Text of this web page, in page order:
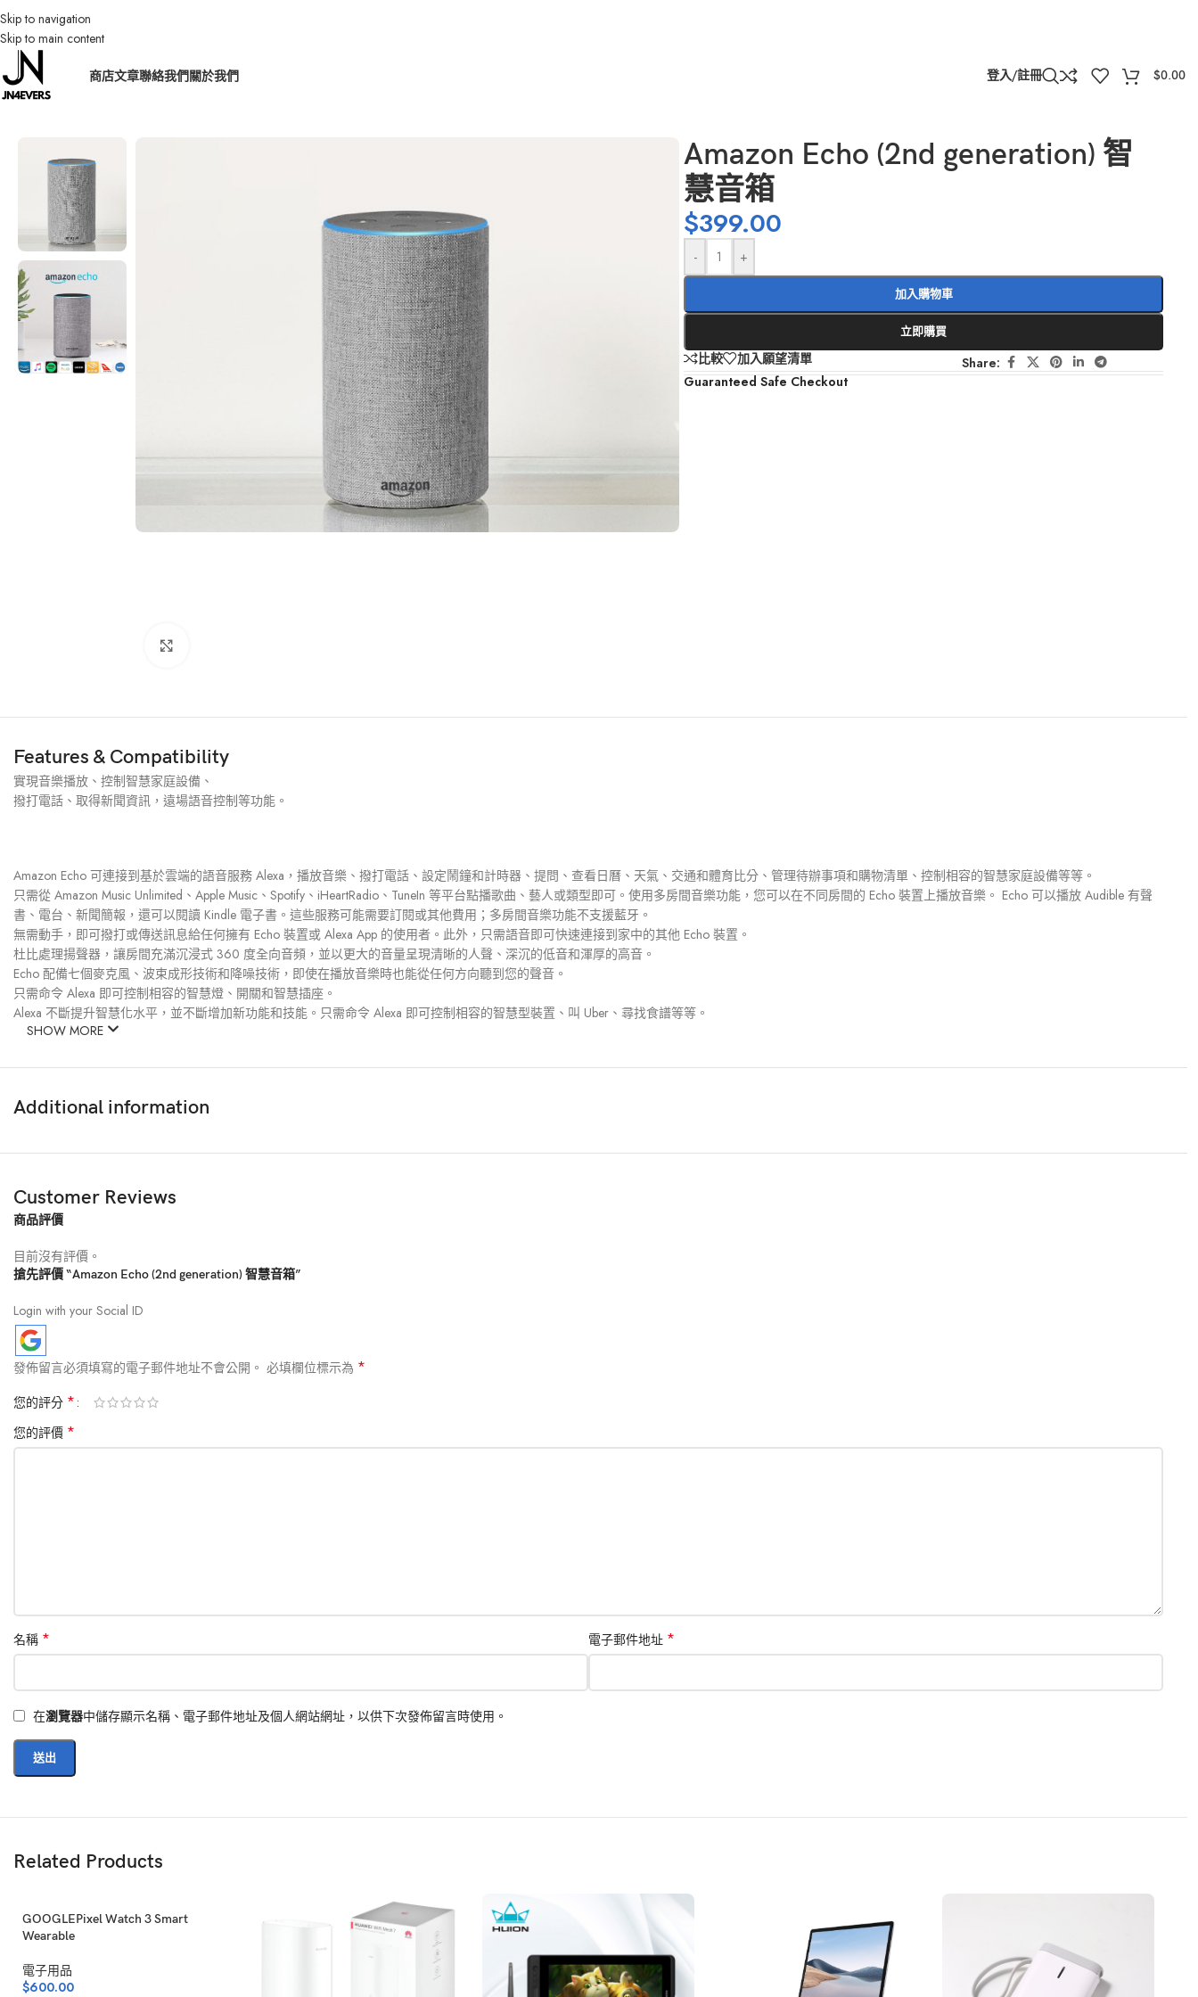
Skip to navigation
Skip to main content
商店
🐻帽類
水晶
母嬰產品 6
數碼娛樂
帽子 1
寵物產品
包/袋 💙 22
文章聯絡我們 關於我們 登入/註冊 $0.00
首頁/智能家電
Amazon Echo (2nd generation) 智
慧音箱
$399.00
- +
加入購物車
立即購買
比較 加入願望清單
Share:
Guaranteed Safe Checkout
Features & Compatibility
實現音樂播放、控制智慧家庭設備、
撥打電話、取得新聞資訊，遠場語音控制等功能。
Amazon Echo 可連接到基於雲端的語音服務 Alexa，播放音樂、撥打電話、設定鬧鐘和計時器、提問、查看日曆、天氣、交通和體育比分、管理待辦事項和購物清單、控制相容的智慧家庭設備等等。
只需從 Amazon Music Unlimited、Apple Music、Spotify、iHeartRadio、TuneIn 等平台點播歌曲、藝人或類型即可。使用多房間音樂功能，您可以在不同房間的 Echo 裝置上播放音樂。 Echo 可以播放 Audible 有聲
書、電台、新聞簡報，還可以閱讀 Kindle 電子書。這些服務可能需要訂閱或其他費用；多房間音樂功能不支援藍牙。
無需動手，即可撥打或傳送訊息給任何擁有 Echo 裝置或 Alexa App 的使用者。此外，只需語音即可快速連接到家中的其他 Echo 裝置。
杜比處理揚聲器，讓房間充滿沉浸式 360 度全向音頻，並以更大的音量呈現清晰的人聲、深沉的低音和渾厚的高音。
Echo 配備七個麥克風、波束成形技術和降噪技術，即使在播放音樂時也能從任何方向聽到您的聲音。
只需命令 Alexa 即可控制相容的智慧燈、開關和智慧插座。
Alexa 不斷提升智慧化水平，並不斷增加新功能和技能。只需命令 Alexa 即可控制相容的智慧型裝置、叫 Uber、尋找食譜等等。
SHOW MORE
Additional information
Customer Reviews
商品評價
目前沒有評價。
搶先評價 “Amazon Echo (2nd generation) 智慧音箱”
Login with your Social ID
發佈留言必須填寫的電子郵件地址不會公開。 必填欄位標示為 *
您的評分 *
您的評價 *
名稱 * 電子郵件地址 *
在瀏覽器中儲存顯示名稱、電子郵件地址及個人網站網址，以供下次發佈留言時使用。
Related Products
GOOGLEPixel Watch 3 Smart
Wearable
電子用品
$600.00